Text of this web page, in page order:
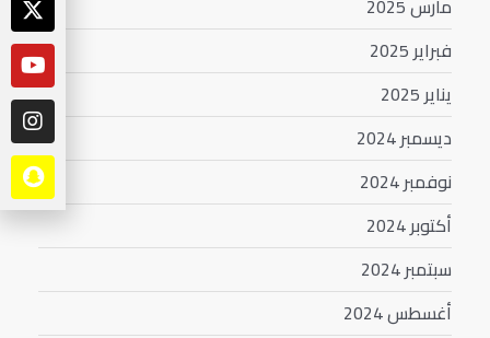
فبراير 2025
يناير 2025
ديسمبر 2024
نوفمبر 2024
أكتوبر 2024
سبتمبر 2024
أغسطس 2024